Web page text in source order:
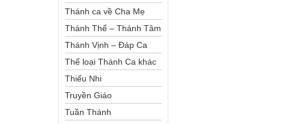
Thánh ca về Cha Mẹ
Thánh Thể – Thánh Tâm
Thánh Vịnh – Đáp Ca
Thể loại Thánh Ca khác
Thiếu Nhi
Truyền Giáo
Tuần Thánh